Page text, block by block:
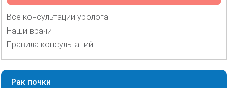
Все консультации уролога
Наши врачи
Правила консультаций
Рак почки